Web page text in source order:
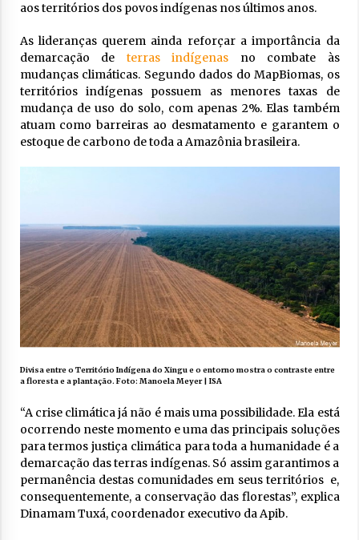
aos territórios dos povos indígenas nos últimos anos.
As lideranças querem ainda reforçar a importância da
demarcação de terras indígenas no combate às
mudanças climáticas. Segundo dados do MapBiomas, os
territórios indígenas possuem as menores taxas de
mudança de uso do solo, com apenas 2%. Elas também
atuam como barreiras ao desmatamento e garantem o
estoque de carbono de toda a Amazônia brasileira.
Divisa entre o Território Indígena do Xingu e o entorno mostra o contraste entre
a floresta e a plantação. Foto: Manoela Meyer | ISA
“A crise climática já não é mais uma possibilidade. Ela está
ocorrendo neste momento e uma das principais soluções
para termos justiça climática para toda a humanidade é a
demarcação das terras indígenas. Só assim garantimos a
permanência destas comunidades em seus territórios e,
consequentemente, a conservação das florestas”, explica
Dinamam Tuxá, coordenador executivo da Apib.